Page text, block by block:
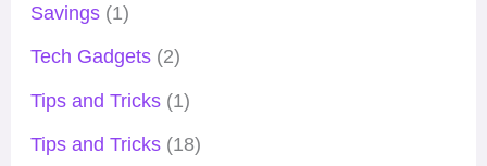
Savings(1)
Tech Gadgets(2)
Tips and Tricks(1)
Tips and Tricks(18)